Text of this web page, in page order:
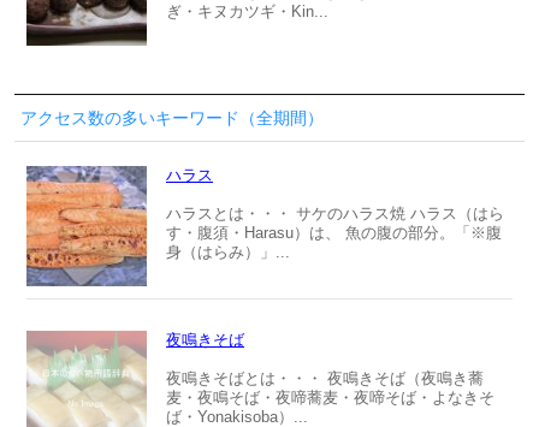
ぎ・キヌカツギ・Kin...
アクセス数の多いキーワード（全期間）
ハラス
ハラスとは・・・ サケのハラス焼 ハラス（はら
す・腹須・Harasu）は、 魚の腹の部分。「※腹
身（はらみ）」...
夜鳴きそば
夜鳴きそばとは・・・ 夜鳴きそば（夜鳴き蕎
麦・夜鳴そば・夜啼蕎麦・夜啼そば・よなきそ
ば・Yonakisoba）...